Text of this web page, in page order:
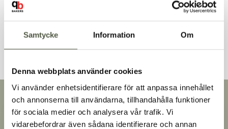
Samtycke Information Om
Denna webbplats använder cookies
Vi använder enhetsidentifierare för att anpassa innehållet
och annonserna till användarna, tillhandahålla funktioner
för sociala medier och analysera vår trafik. Vi
vidarebefordrar även sådana identifierare och annan
Andra kunder tittade även på
Snabb leverans
Leverans inom 3-5 arbetsdagar.
Brett sortiment